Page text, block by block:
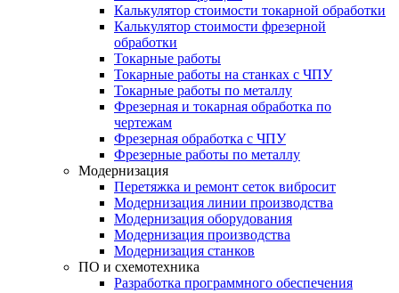
Калькулятор стоимости токарной обработки
Калькулятор стоимости фрезерной
обработки
Токарные работы
Токарные работы на станках с ЧПУ
Токарные работы по металлу
Фрезерная и токарная обработка по
чертежам
Фрезерная обработка с ЧПУ
Фрезерные работы по металлу
Модернизация
Перетяжка и ремонт сеток вибросит
Модернизация линии производства
Модернизация оборудования
Модернизация производства
Модернизация станков
ПО и схемотехника
Разработка программного обеспечения